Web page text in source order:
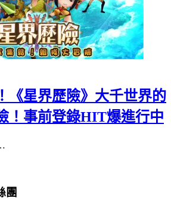
《星界歷險》大千世界的
！事前登錄HIT爆進行中
團